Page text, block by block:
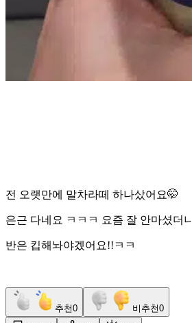
전 오랫만에 말차라떼 하나샀어요🤭
은근 다네요 ㅋㅋㅋ 요즘 잘 안마셨더니
반은 킵해놔야겠어요!!ㅋㅋ
추천0 비추천0